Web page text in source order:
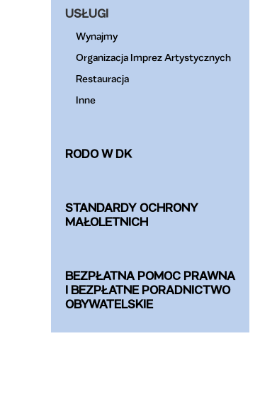
USŁUGI
Wynajmy
Organizacja Imprez Artystycznych
Restauracja
Inne
RODO W DK
STANDARDY OCHRONY
MAŁOLETNICH
BEZPŁATNA POMOC PRAWNA
I BEZPŁATNE PORADNICTWO
OBYWATELSKIE